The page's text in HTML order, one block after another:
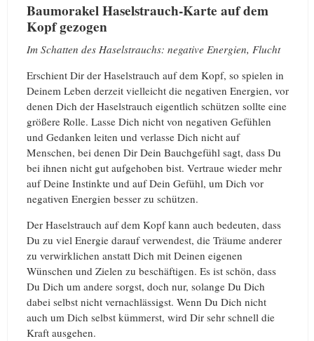
Baumorakel Haselstrauch-Karte auf dem
Kopf gezogen
Im Schatten des Haselstrauchs: negative Energien, Flucht
Erschient Dir der Haselstrauch auf dem Kopf, so spielen in
Deinem Leben derzeit vielleicht die negativen Energien, vor
denen Dich der Haselstrauch eigentlich schützen sollte eine
größere Rolle. Lasse Dich nicht von negativen Gefühlen
und Gedanken leiten und verlasse Dich nicht auf
Menschen, bei denen Dir Dein Bauchgefühl sagt, dass Du
bei ihnen nicht gut aufgehoben bist. Vertraue wieder mehr
auf Deine Instinkte und auf Dein Gefühl, um Dich vor
negativen Energien besser zu schützen.
Der Haselstrauch auf dem Kopf kann auch bedeuten, dass
Du zu viel Energie darauf verwendest, die Träume anderer
zu verwirklichen anstatt Dich mit Deinen eigenen
Wünschen und Zielen zu beschäftigen. Es ist schön, dass
Du Dich um andere sorgst, doch nur, solange Du Dich
dabei selbst nicht vernachlässigst. Wenn Du Dich nicht
auch um Dich selbst kümmerst, wird Dir sehr schnell die
Kraft ausgehen.